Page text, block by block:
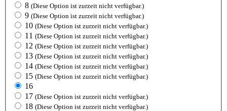
8 (Diese Option ist zurzeit nicht verfügbar.)
9 (Diese Option ist zurzeit nicht verfügbar.)
10 (Diese Option ist zurzeit nicht verfügbar.)
11 (Diese Option ist zurzeit nicht verfügbar.)
12 (Diese Option ist zurzeit nicht verfügbar.)
13 (Diese Option ist zurzeit nicht verfügbar.)
14 (Diese Option ist zurzeit nicht verfügbar.)
15 (Diese Option ist zurzeit nicht verfügbar.)
16
17 (Diese Option ist zurzeit nicht verfügbar.)
18 (Diese Option ist zurzeit nicht verfügbar.)